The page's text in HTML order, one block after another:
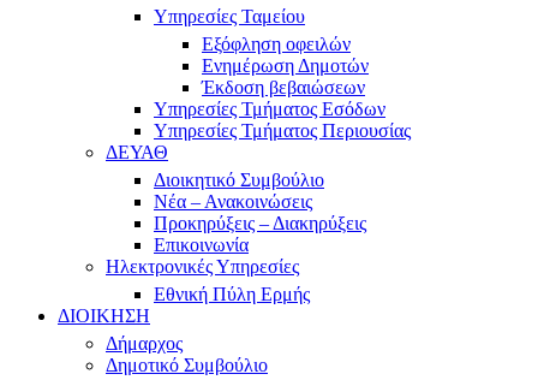
Υπηρεσίες Ταμείου
Εξόφληση οφειλών
Ενημέρωση Δημοτών
Έκδοση βεβαιώσεων
Υπηρεσίες Τμήματος Εσόδων
Υπηρεσίες Τμήματος Περιουσίας
ΔΕΥΑΘ
Διοικητικό Συμβούλιο
Νέα – Ανακοινώσεις
Προκηρύξεις – Διακηρύξεις
Επικοινωνία
Ηλεκτρονικές Υπηρεσίες
Εθνική Πύλη Ερμής
ΔΙΟΙΚΗΣΗ
Δήμαρχος
Δημοτικό Συμβούλιο